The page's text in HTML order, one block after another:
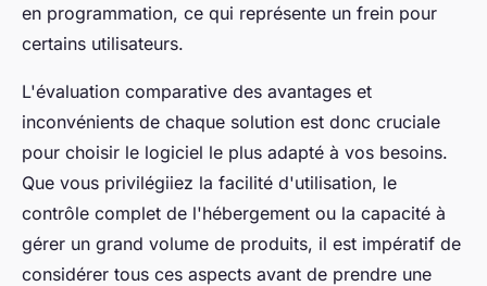
en programmation, ce qui représente un frein pour
certains utilisateurs.
L'évaluation comparative des avantages et
inconvénients de chaque solution est donc cruciale
pour choisir le logiciel le plus adapté à vos besoins.
Que vous privilégiiez la facilité d'utilisation, le
contrôle complet de l'hébergement ou la capacité à
gérer un grand volume de produits, il est impératif de
considérer tous ces aspects avant de prendre une